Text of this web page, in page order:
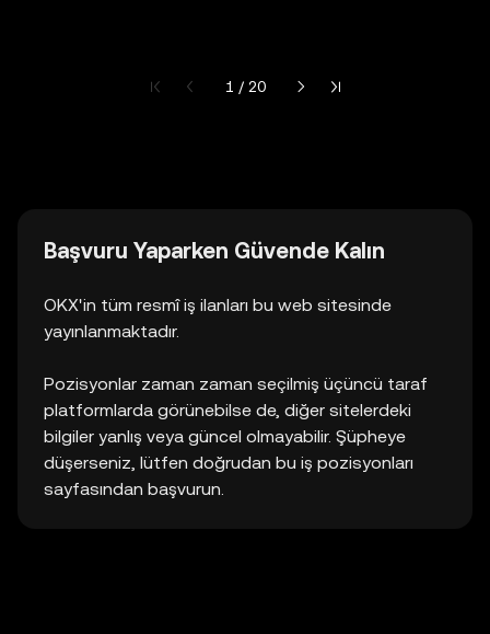
Mevcut Sayfa 1/20
1 / 20
Başvuru Yaparken Güvende Kalın
OKX'in tüm resmî iş ilanları bu web sitesinde
yayınlanmaktadır.
Pozisyonlar zaman zaman seçilmiş üçüncü taraf
platformlarda görünebilse de, diğer sitelerdeki
bilgiler yanlış veya güncel olmayabilir. Şüpheye
düşerseniz, lütfen doğrudan bu iş pozisyonları
sayfasından başvurun.